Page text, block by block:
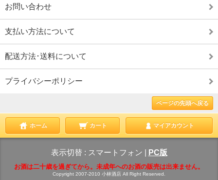
お問い合わせ
支払い方法について
配送方法･送料について
プライバシーポリシー
ページの先頭へ戻る
ホーム カート マイアカウント
表示切替 : スマートフォン PC版
お酒は二十歳を過ぎてから。未成年へのお酒の販売は出来ません。
Copyright 2007-2010 小林酒店 All Right Reserved.